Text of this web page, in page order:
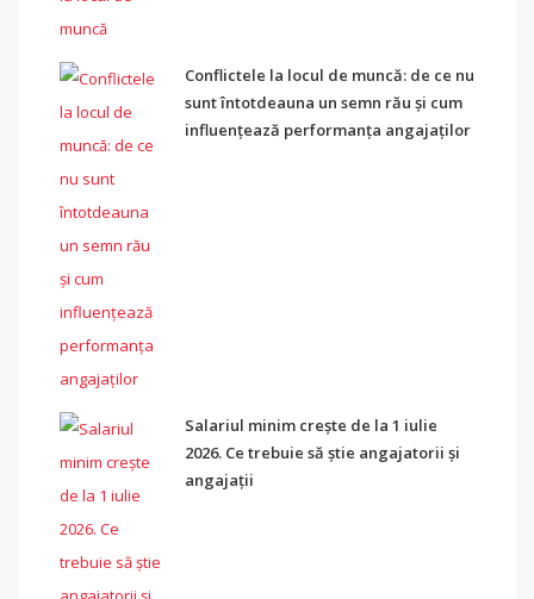
Conflictele la locul de muncă: de ce nu
sunt întotdeauna un semn rău și cum
influențează performanța angajaților
Salariul minim crește de la 1 iulie
2026. Ce trebuie să știe angajatorii și
angajații